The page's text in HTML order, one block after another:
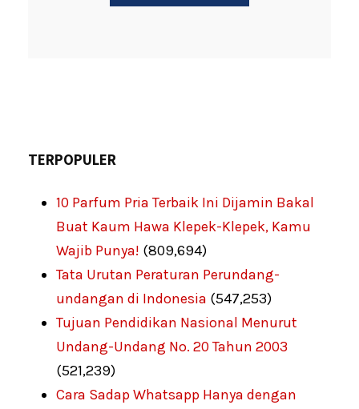
TERPOPULER
10 Parfum Pria Terbaik Ini Dijamin Bakal
Buat Kaum Hawa Klepek-Klepek, Kamu
Wajib Punya! (809,694)
Tata Urutan Peraturan Perundang-
undangan di Indonesia (547,253)
Tujuan Pendidikan Nasional Menurut
Undang-Undang No. 20 Tahun 2003
(521,239)
Cara Sadap Whatsapp Hanya dengan